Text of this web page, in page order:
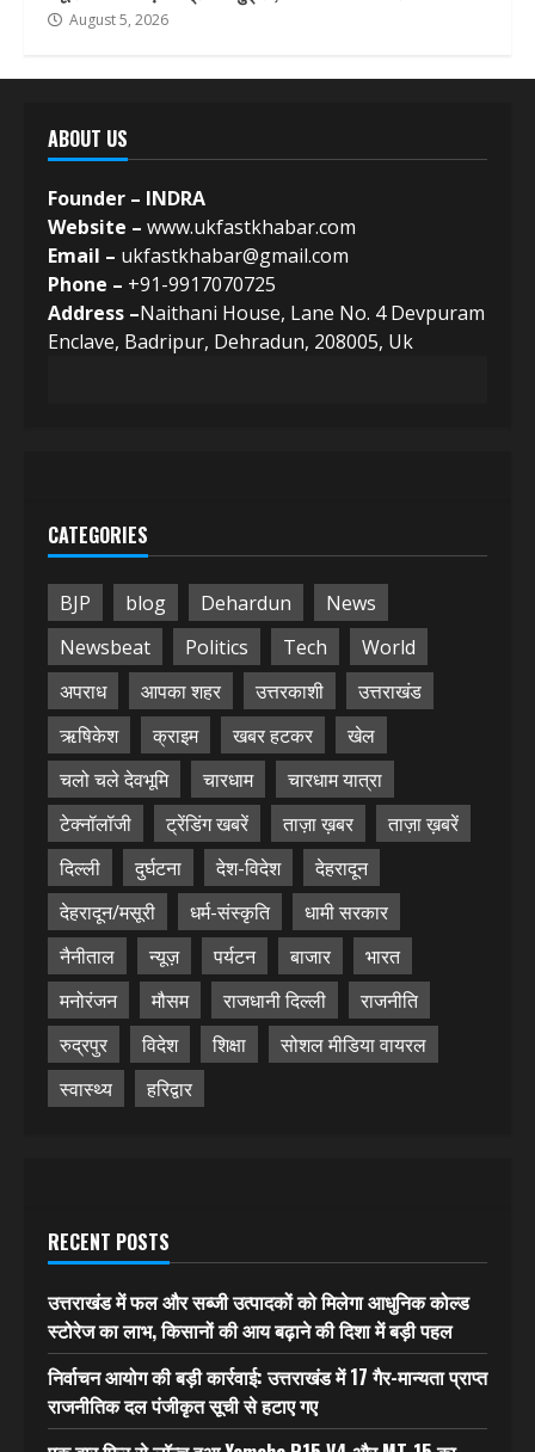
August 5, 2026
ABOUT US
Founder – INDRA
Website – www.ukfastkhabar.com
Email – ukfastkhabar@gmail.com
Phone – +91-9917070725
Address –Naithani House, Lane No. 4 Devpuram
Enclave, Badripur, Dehradun, 208005, Uk
CATEGORIES
BJP blog Dehardun
News
Newsbeat
Politics Tech
World
अपराध
आपका शहर उत्तरकाशी
उत्तराखंड
ऋषिकेश
क्राइम खबर हटकर
खेल
चलो चले देवभूमि
चारधाम
चारधाम यात्रा
टेक्नॉलॉजी
ट्रेंडिंग खबरें ताज़ा ख़बर
ताज़ा ख़बरें
दिल्ली
दुर्घटना देश-विदेश
देहरादून
देहरादून/मसूरी
धर्म-संस्कृति
धामी सरकार
नैनीताल
न्यूज़ पर्यटन बाजार
भारत
मनोरंजन
मौसम राजधानी दिल्ली
राजनीति
रुद्रपुर
विदेश शिक्षा
सोशल मीडिया वायरल
स्वास्थ्य
हरिद्वार
RECENT POSTS
उत्तराखंड में फल और सब्जी उत्पादकों को मिलेगा आधुनिक कोल्ड
स्टोरेज का लाभ, किसानों की आय बढ़ाने की दिशा में बड़ी पहल
निर्वाचन आयोग की बड़ी कार्रवाई: उत्तराखंड में 17 गैर-मान्यता प्राप्त
राजनीतिक दल पंजीकृत सूची से हटाए गए